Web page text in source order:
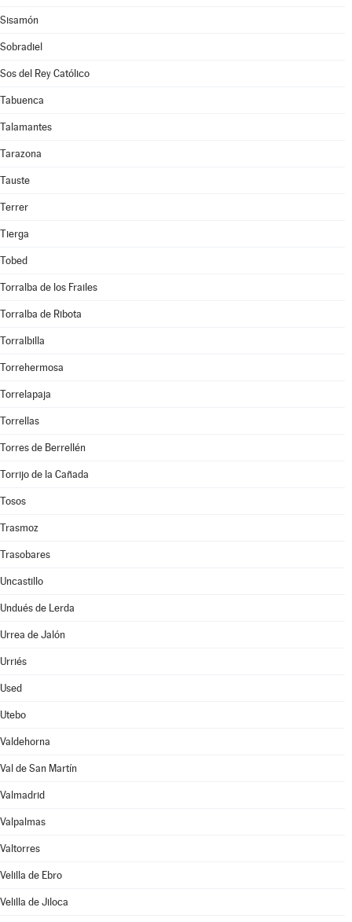
Sisamón
Sobradiel
Sos del Rey Católico
Tabuenca
Talamantes
Tarazona
Tauste
Terrer
Tierga
Tobed
Torralba de los Frailes
Torralba de Ribota
Torralbilla
Torrehermosa
Torrelapaja
Torrellas
Torres de Berrellén
Torrijo de la Cañada
Tosos
Trasmoz
Trasobares
Uncastillo
Undués de Lerda
Urrea de Jalón
Urriés
Used
Utebo
Valdehorna
Val de San Martín
Valmadrid
Valpalmas
Valtorres
Velilla de Ebro
Velilla de Jiloca